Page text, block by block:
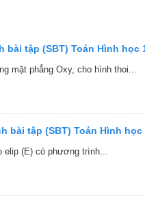
bài tập (SBT) Toán Hình học
mặt phẳng Oxy, cho hình thoi...
bài tập (SBT) Toán Hình học
elip (E) có phương trình...